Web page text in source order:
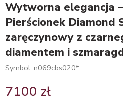
Wytworna elegancja –
Pierścionek Diamond
zaręczynowy z
diamentem i
Symbol: n069cbs020*
7100 zł